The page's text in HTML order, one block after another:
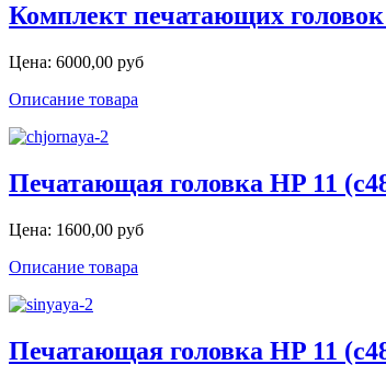
Комплект печатающих головок
Цена: 6000,00 руб
Описание товара
Печатающая головка HP 11
Цена: 1600,00 руб
Описание товара
Печатающая головка HP 11